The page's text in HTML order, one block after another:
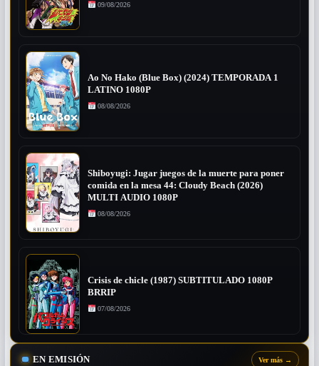
09/08/2026
Ao No Hako (Blue Box) (2024) TEMPORADA 1
LATINO 1080P
08/08/2026
Shiboyugi: Jugar juegos de la muerte para poner
comida en la mesa 44: Cloudy Beach (2026)
MULTI AUDIO 1080P
08/08/2026
Crisis de chicle (1987) SUBTITULADO 1080P
BRRIP
07/08/2026
EN EMISIÓN Ver más →